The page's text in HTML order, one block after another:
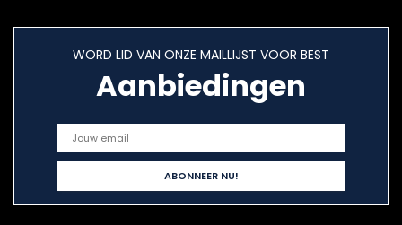
WORD LID VAN ONZE MAILLIJST VOOR BEST
Aanbiedingen